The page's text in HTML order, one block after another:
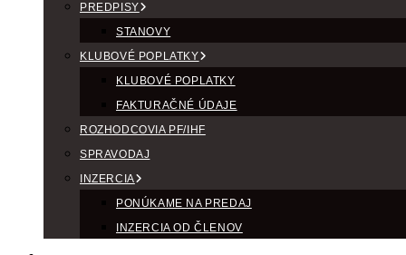
PREDPISY
STANOVY
KLUBOVÉ POPLATKY
KLUBOVÉ POPLATKY
FAKTURAČNÉ ÚDAJE
ROZHODCOVIA PF/IHF
SPRAVODAJ
INZERCIA
PONÚKAME NA PREDAJ
INZERCIA OD ČLENOV